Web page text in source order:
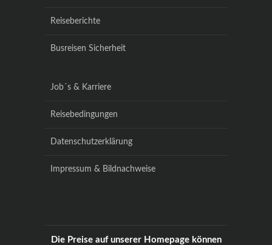
Reiseberichte
Busreisen Sicherheit
Job´s & Karriere
Reisebedingungen
Datenschutzerklärung
Impressum & Bildnachweise
Die Preise auf unserer Homepage können